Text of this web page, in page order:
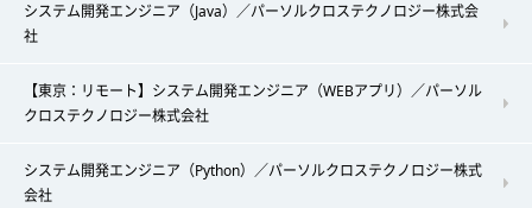
システム開発エンジニア（Java）／パーソルクロステクノロジー株式会
社
【東京：リモート】システム開発エンジニア（WEBアプリ）／パーソル
クロステクノロジー株式会社
システム開発エンジニア（Python）／パーソルクロステクノロジー株式
会社